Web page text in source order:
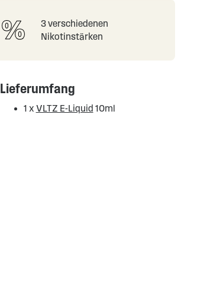
3 verschiedenen
Nikotinstärken
Lieferumfang
1 x VLTZ E-Liquid 10ml